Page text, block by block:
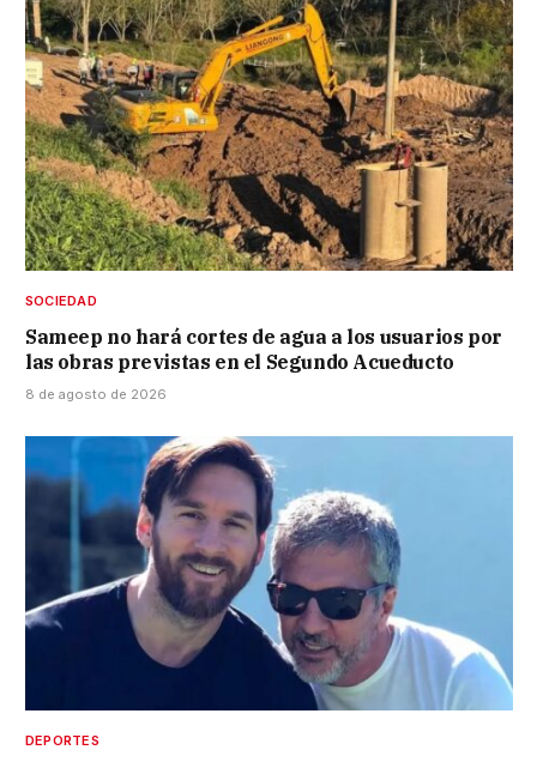
SOCIEDAD
Sameep no hará cortes de agua a los usuarios por
las obras previstas en el Segundo Acueducto
8 de agosto de 2026
DEPORTES